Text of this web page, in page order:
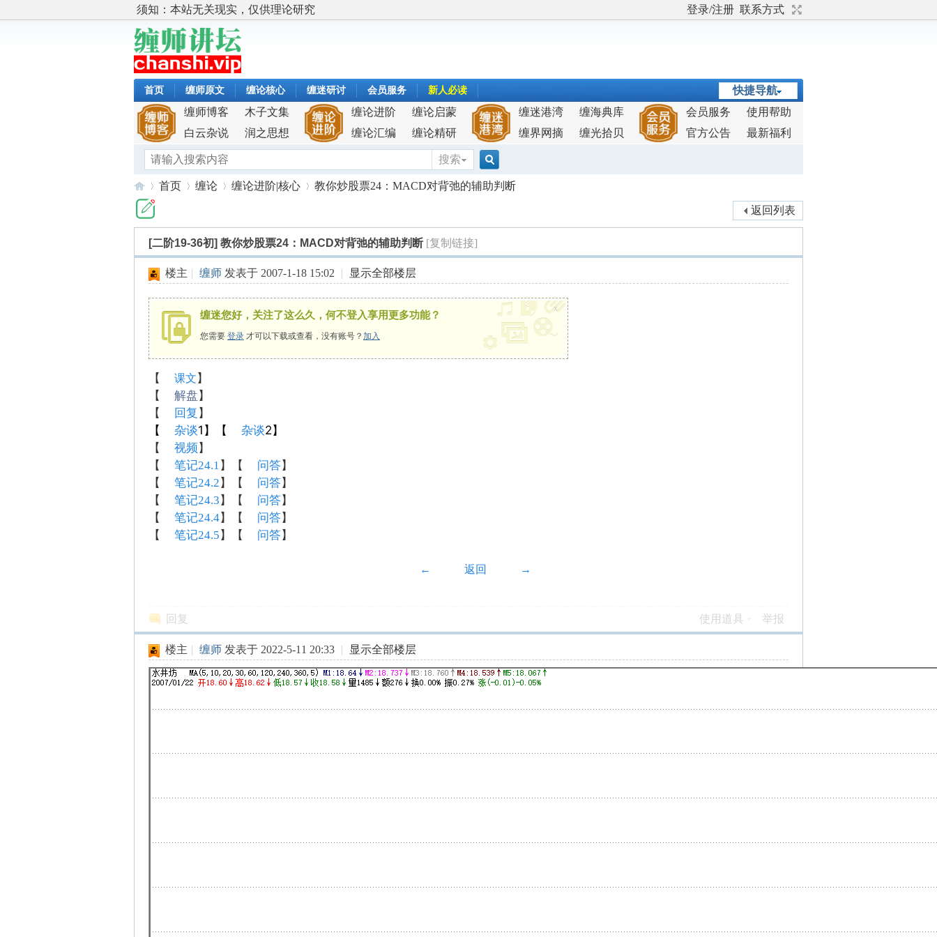
须知：本站无关现实，仅供理论研究 登录/注册 联系方式
快捷导航
首页 缠师原文 缠论核心 缠迷研讨 会员服务 新人必读
缠师博客
木子文集
白云杂说
润之思想
缠论进阶
缠论启蒙
缠论汇编
缠论精研
缠迷港湾
缠海典库
缠界网摘
缠光拾贝
会员服务
使用帮助
官方公告
最新福利
搜索
搜
首页
›
缠论
›
缠论进阶|核心
›
教你炒股票24：MACD对背弛的辅助判断
返回列表
[二阶19-36初] 教你炒股票24：MACD对背弛的辅助判断 [复制链接]
楼主 | 缠师 发表于 2007-1-18 15:02 | 显示全部楼层
缠迷您好，关注了这么久，何不登入享用更多功能？
您需要 登录 才可以下载或查看，没有账号？ 加入
x
【 课文 】
【
解盘 】
【
回复 】
【 杂谈1】【 杂谈2】
【 视频 】
【
笔记24.1 】【 问答】
【
笔记24.2 】【 问答】
【
笔记24.3 】【 问答】
【
笔记24.4】【 问答】
【
笔记24.5 】【 问答】
← 返回 →
回复 使用道具 举报
楼主 | 缠师 发表于 2022-5-11 20:33 | 显示全部楼层